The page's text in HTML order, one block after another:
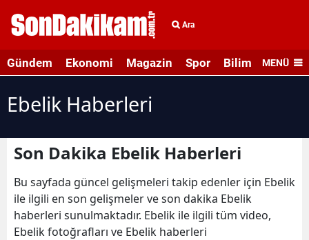
Ara
Gündem Ekonomi Magazin Spor Bilim veMENÜ
Ebelik Haberleri
Son Dakika Ebelik Haberleri
Bu sayfada güncel gelişmeleri takip edenler için Ebelik
ile ilgili en son gelişmeler ve son dakika Ebelik
haberleri sunulmaktadır. Ebelik ile ilgili tüm video,
Ebelik fotoğrafları ve Ebelik haberleri